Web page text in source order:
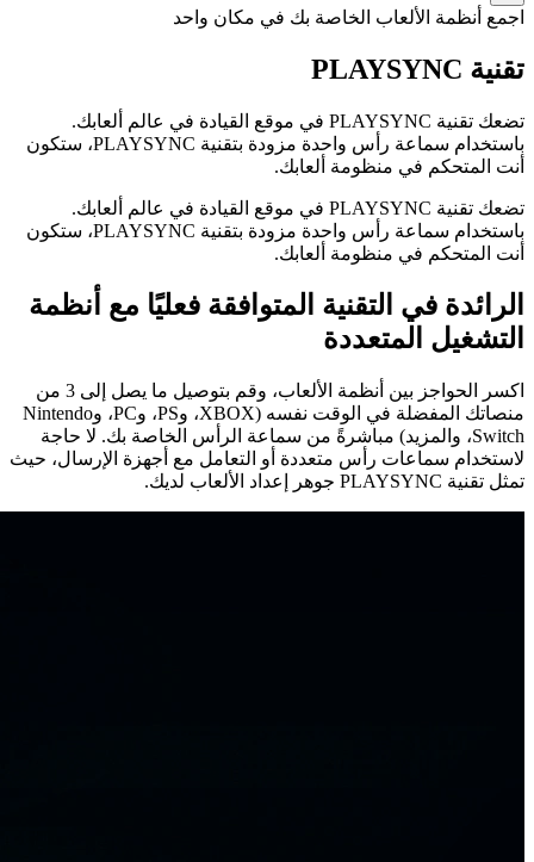
اجمع أنظمة الألعاب الخاصة بك في مكان واحد
تقنية PLAYSYNC
تضعك تقنية PLAYSYNC في موقع القيادة في عالم ألعابك.
باستخدام سماعة رأس واحدة مزودة بتقنية PLAYSYNC، ستكون
أنت المتحكم في منظومة ألعابك.
تضعك تقنية PLAYSYNC في موقع القيادة في عالم ألعابك.
باستخدام سماعة رأس واحدة مزودة بتقنية PLAYSYNC، ستكون
أنت المتحكم في منظومة ألعابك.
الرائدة في التقنية المتوافقة فعليًا مع أنظمة
التشغيل المتعددة
اكسر الحواجز بين أنظمة الألعاب، وقم بتوصيل ما يصل إلى 3 من
منصاتك المفضلة في الوقت نفسه (XBOX، وPS، وPC، وNintendo
Switch، والمزيد) مباشرةً من سماعة الرأس الخاصة بك. لا حاجة
لاستخدام سماعات رأس متعددة أو التعامل مع أجهزة الإرسال، حيث
تمثل تقنية PLAYSYNC جوهر إعداد الألعاب لديك.